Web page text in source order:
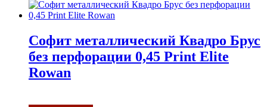
Софит металлический Квадро Брус
без перфорации 0,45 Print Elite
Rowan